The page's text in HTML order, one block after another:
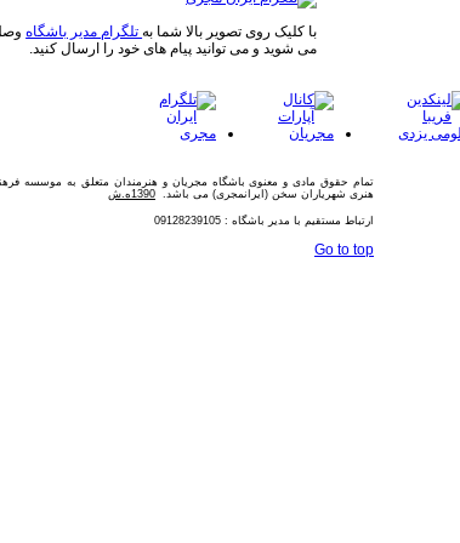
با کلیک روی تصویر بالا شما بهتلگرام مدیر باشگاه
می شوید و می توانید پیام های خود را ارسال کنید.
تمام حقوق مادی و معنوی باشگاه مجریان و هنرمندان متعلق به موسسه
هنری شهریاران سخن (ایرانمجری) می باشد. 1390ه.ش
ارتباط مستقیم با مدیر باشگاه : 09128239105
Go to top